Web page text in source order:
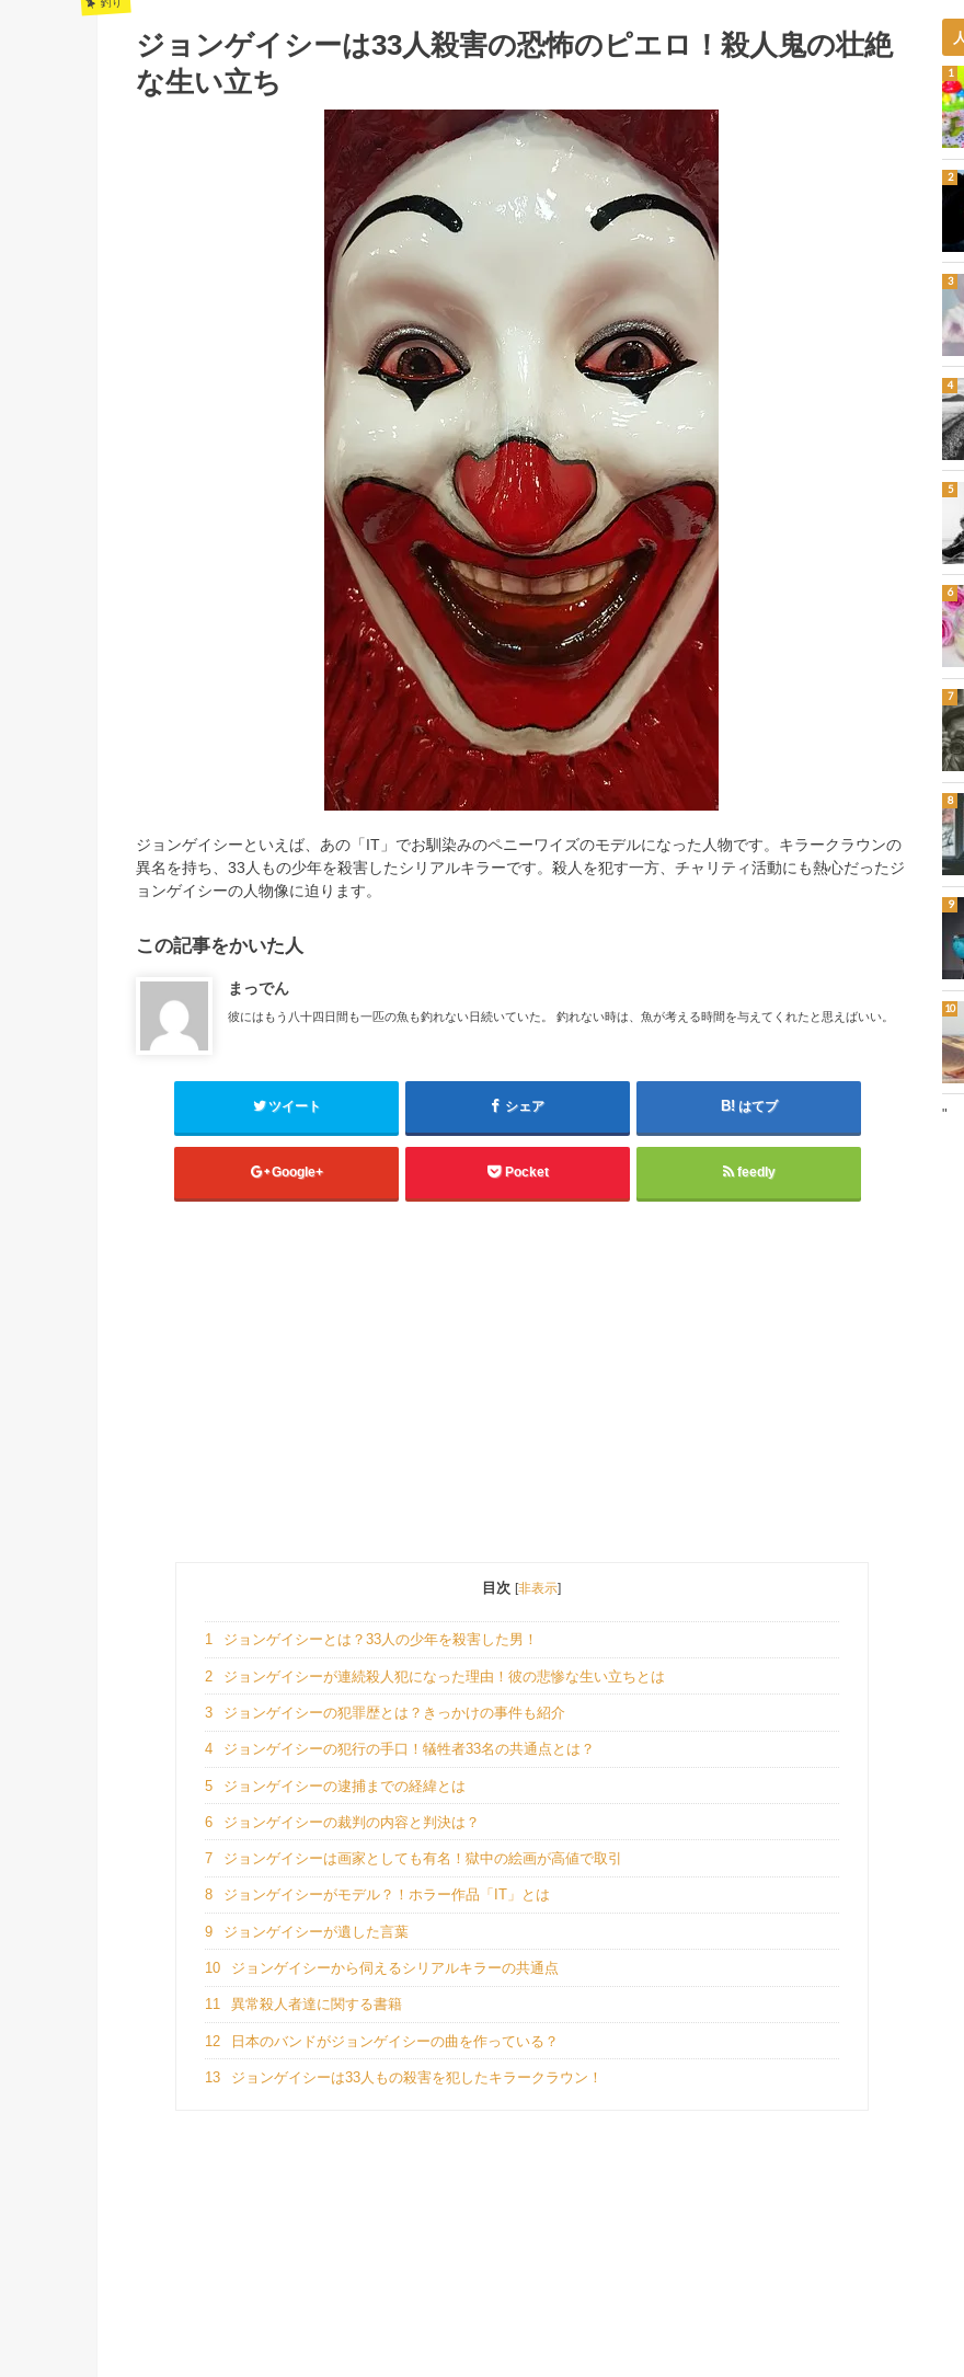
ジョンゲイシーは33人殺害の恐怖のピエロ！殺人鬼の壮絶
な生い立ち
ジョンゲイシーといえば、あの「IT」でお馴染みのペニーワイズのモデルになった人物です。キラークラウンの
異名を持ち、33人もの少年を殺害したシリアルキラーです。殺人を犯す一方、チャリティ活動にも熱心だったジ
ョンゲイシーの人物像に迫ります。
この記事をかいた人
まっでん
彼にはもう八十四日間も一匹の魚も釣れない日続いていた。 釣れない時は、魚が考える時間を与えてくれたと思えばいい。
ツイート シェア はてブ
Google+ Pocket feedly
目次 [非表示]
1 ジョンゲイシーとは？33人の少年を殺害した男！
2 ジョンゲイシーが連続殺人犯になった理由！彼の悲惨な生い立ちとは
3 ジョンゲイシーの犯罪歴とは？きっかけの事件も紹介
4 ジョンゲイシーの犯行の手口！犠牲者33名の共通点とは？
5 ジョンゲイシーの逮捕までの経緯とは
6 ジョンゲイシーの裁判の内容と判決は？
7 ジョンゲイシーは画家としても有名！獄中の絵画が高値で取引
8 ジョンゲイシーがモデル？！ホラー作品「IT」とは
9 ジョンゲイシーが遺した言葉
10 ジョンゲイシーから伺えるシリアルキラーの共通点
11 異常殺人者達に関する書籍
12 日本のバンドがジョンゲイシーの曲を作っている？
13 ジョンゲイシーは33人もの殺害を犯したキラークラウン！
"